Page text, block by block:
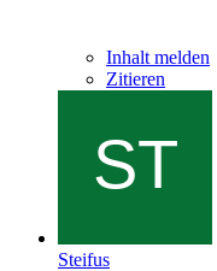
Inhalt melden
Zitieren
Steifus